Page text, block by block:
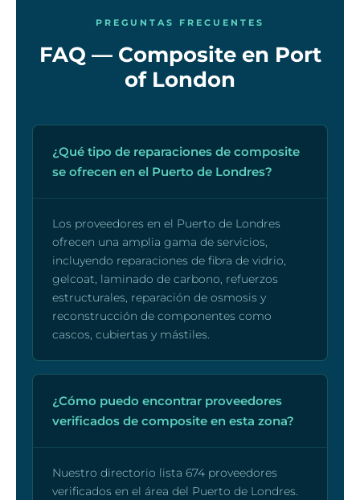
PREGUNTAS FRECUENTES
FAQ — Composite en Port
of London
¿Qué tipo de reparaciones de composite
se ofrecen en el Puerto de Londres?
Los proveedores en el Puerto de Londres
ofrecen una amplia gama de servicios,
incluyendo reparaciones de fibra de vidrio,
gelcoat, laminado de carbono, refuerzos
estructurales, reparación de osmosis y
reconstrucción de componentes como
cascos, cubiertas y mástiles.
¿Cómo puedo encontrar proveedores
verificados de composite en esta zona?
Nuestro directorio lista 674 proveedores
verificados en el área del Puerto de Londres.